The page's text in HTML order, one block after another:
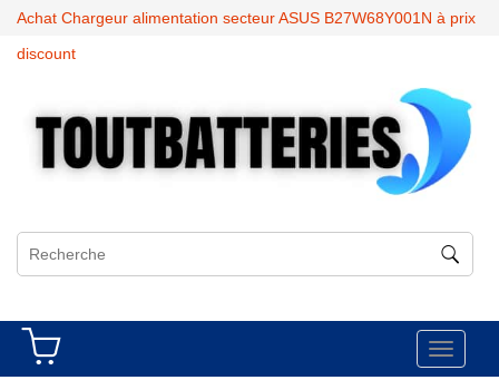
Achat Chargeur alimentation secteur ASUS B27W68Y001N à prix
discount
Toggle